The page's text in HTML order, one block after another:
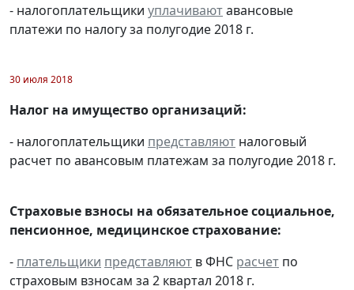
- налогоплательщики уплачиваютавансовые
платежи по налогу за полугодие 2018 г.
30 июля 2018
Налог на имущество организаций:
- налогоплательщики представляют налоговый
расчет по авансовым платежам за полугодие 2018 г.
Страховые взносы на обязательное социальное,
пенсионное, медицинское страхование:
- плательщики представляют в ФНС расчет по
страховым взносам за 2 квартал 2018 г.